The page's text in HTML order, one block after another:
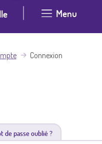
Menu
Connexion
de passe oublié ?